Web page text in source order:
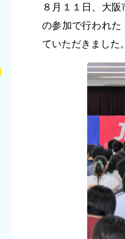
８月１１日、大
の参加で行われ
ていただきました